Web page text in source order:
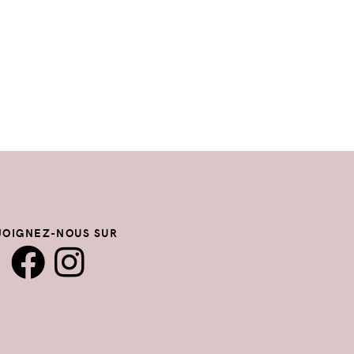
NOUS SUR